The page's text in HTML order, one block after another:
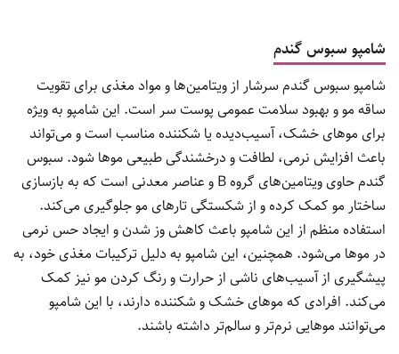
شامپو سبوس گندم
شامپو سبوس گندم سرشار از ویتامین‌ها و مواد مغذی برای تقویت
ساقه مو و بهبود سلامت عمومی پوست سر است. این شامپو به ویژه
برای موهای خشک، آسیب‌دیده یا شکننده مناسب است و می‌تواند
باعث افزایش نرمی، لطافت و درخشندگی طبیعی موها شود. سبوس
گندم حاوی ویتامین‌های گروه B و عناصر معدنی است که به بازسازی
ساختار مو کمک کرده و از شکستگی تارهای مو جلوگیری می‌کند.
استفاده منظم از این شامپو باعث کاهش وز شدن و ایجاد حس نرمی
در موها می‌شود. همچنین، این شامپو به دلیل ترکیبات مغذی خود، به
پیشگیری از آسیب‌های ناشی از حرارت و رنگ کردن مو نیز کمک
می‌کند. افرادی که موهای خشک و شکننده دارند، با این شامپو
می‌توانند موهایی نرم‌تر و سالم‌تر داشته باشند.